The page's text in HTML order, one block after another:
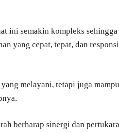
ini semakin kompleks
yang cepat, tepat, dan
melayani, tetapi juga
berharap sinergi dan